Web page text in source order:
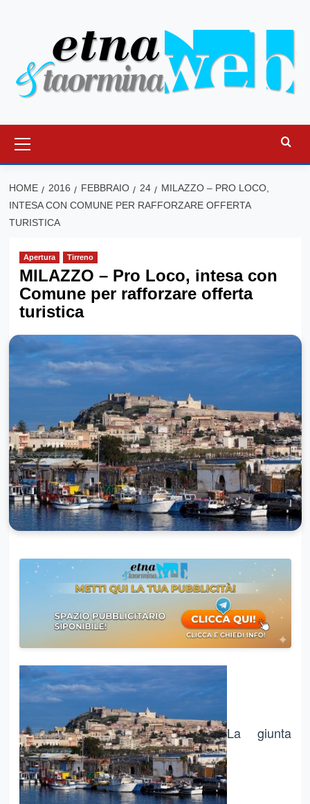
principale
HOME 2016 FEBBRAIO 24
MILAZZO – PRO LOCO,
INTESA CON COMUNE PER RAFFORZARE OFFERTA
TURISTICA
Apertura Tirreno
MILAZZO – Pro Loco, intesa con
Comune per rafforzare offerta
turistica
La giunta